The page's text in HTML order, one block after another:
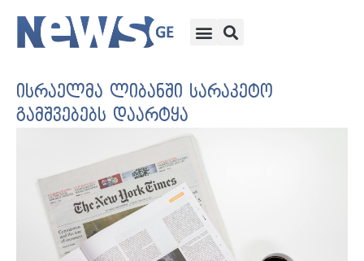
ისრაელმა ლიბანში სარაკეტო
გამშვებებს დაარტყა